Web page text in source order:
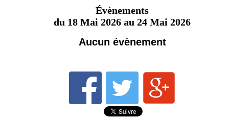
Évènements
du 18 Mai 2026 au 24 Mai 2026
Aucun évènement